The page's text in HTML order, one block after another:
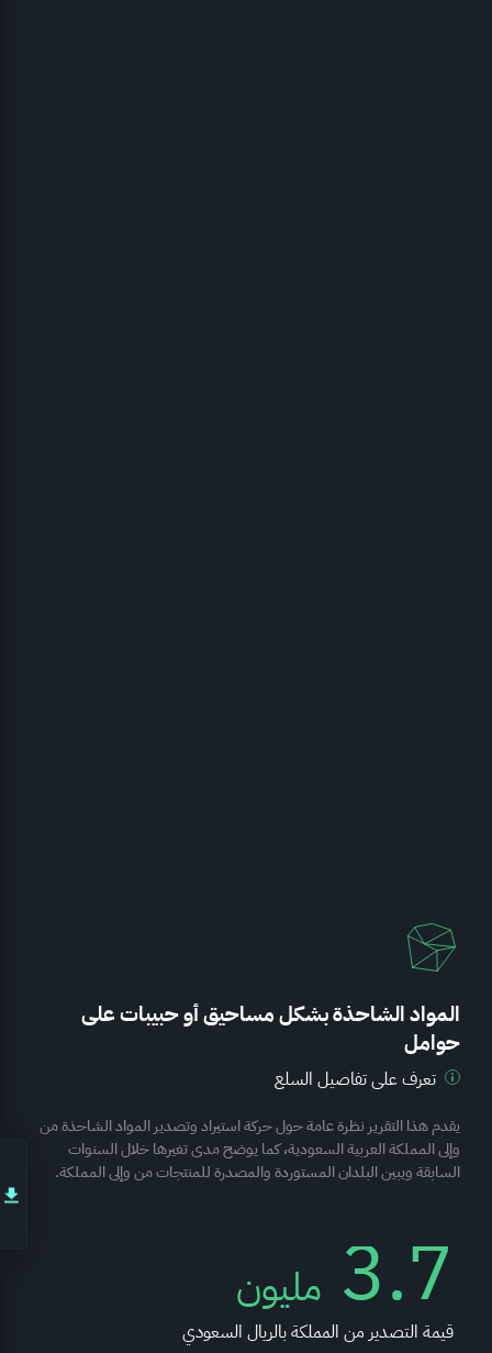
المواد الشاحذة بشكل مساحيق أو حبيبات على
حوامل
تعرف على تفاصيل السلع
يقدم هذا التقرير نظرة عامة حول حركة استيراد وتصدير المواد الشاحذة من
وإلى المملكة العربية السعودية، كما يوضح مدى تغيرها خلال السنوات
السابقة ويبين البلدان المستوردة والمصدرة للمنتجات من وإلى المملكة.
3.7 مليون
قيمة التصدير من المملكة بالريال السعودي